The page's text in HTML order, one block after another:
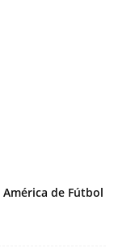
de Fútbol